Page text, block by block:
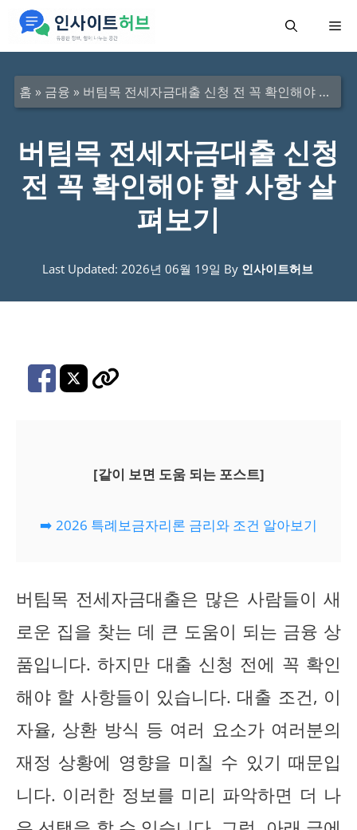
메
홈 » 금융 » 버팀목 전세자금대출 신청 전 꼭 확인해야 할 사항 살펴보기
버팀목 전세자금대출 신청
전 꼭 확인해야 할 사항 살
펴보기
Last Updated: 2026년 06월 19일 By 인사이트허브
[같이 보면 도움 되는 포스트]
➡️ 2026 특례보금자리론 금리와 조건 알아보기
버팀목 전세자금대출은 많은 사람들이 새
로운 집을 찾는 데 큰 도움이 되는 금융 상
품입니다. 하지만 대출 신청 전에 꼭 확인
해야 할 사항들이 있습니다. 대출 조건, 이
자율, 상환 방식 등 여러 요소가 여러분의
재정 상황에 영향을 미칠 수 있기 때문입
니다. 이러한 정보를 미리 파악하면 더 나